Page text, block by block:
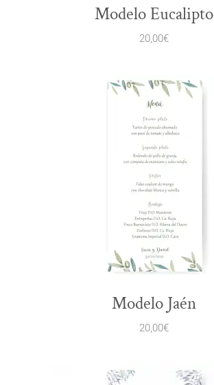
Modelo Eucalipto
20,00€
Modelo Jaén
20,00€